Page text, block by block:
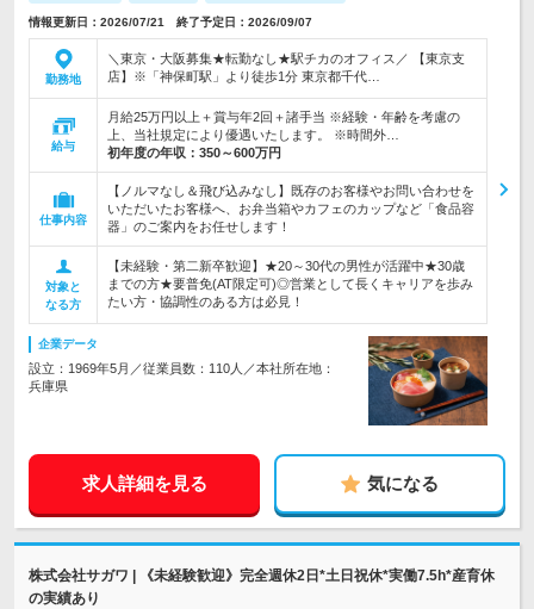
情報更新日：2026/07/21 終了予定日：2026/09/07
勤務地
＼東京・大阪募集★転勤なし★駅チカのオフィス／ 【東京支
店】※「神保町駅」より徒歩1分 東京都千代…
給与
月給25万円以上＋賞与年2回＋諸手当 ※経験・年齢を考慮の
上、当社規定により優遇いたします。 ※時間外…
初年度の年収： 350～600万円
仕事内容
【ノルマなし＆飛び込みなし】既存のお客様やお問い合わせを
いただいたお客様へ、お弁当箱やカフェのカップなど「食品容
器」のご案内をお任せします！
対象と
なる方
【未経験・第二新卒歓迎】★20～30代の男性が活躍中★30歳
までの方★要普免(AT限定可)◎営業として長くキャリアを歩み
たい方・協調性のある方は必見！
企業データ
設立：1969年5月／従業員数：110人／本社所在地：
兵庫県
求人詳細を見る 気になる
株式会社サガワ | 《未経験歓迎》完全週休2日*土日祝休*実働7.5h*産育休
の実績あり